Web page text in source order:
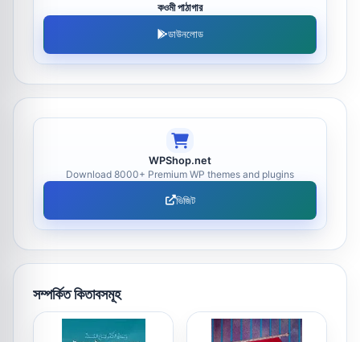
কওমী পাঠাগার
ডাউনলোড
WPShop.net
Download 8000+ Premium WP themes and plugins
ভিজিট
সম্পর্কিত কিতাবসমূহ